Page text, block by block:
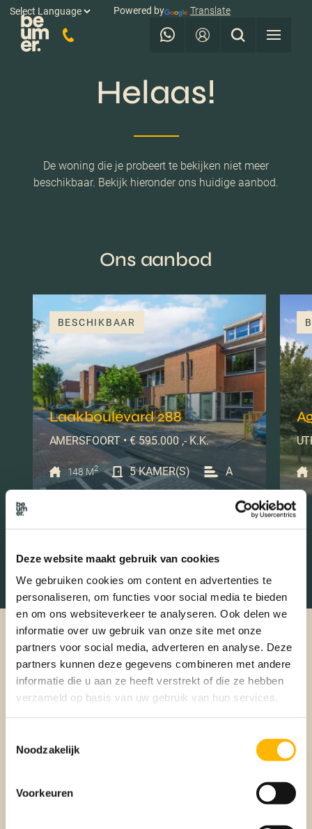
Deze website maakt gebruik van cookies
We gebruiken cookies om content en advertenties te
personaliseren, om functies voor social media te bieden
en om ons websiteverkeer te analyseren. Ook delen we
informatie over uw gebruik van onze site met onze
partners voor social media, adverteren en analyse. Deze
partners kunnen deze gegevens combineren met andere
informatie die u aan ze heeft verstrekt of die ze hebben
verzameld op basis van uw gebruik van hun services.
Noodzakelijk
Voorkeuren
Powered by Translate
Helaas!
De woning die je probeert te bekijken niet meer
beschikbaar. Bekijk hieronder ons huidige aanbod.
Ons aanbod
BESCHIKBAAR
Laakboulevard 288
AMERSFOORT • € 595.000 ,- K.K.
148 M2 5 KAMER(S) A